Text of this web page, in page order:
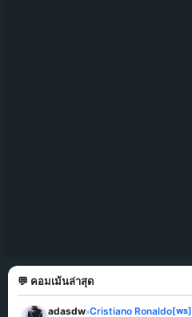
💬 คอมเม้นล่าสุด
adasdw»Cristiano Ronaldo[ws]